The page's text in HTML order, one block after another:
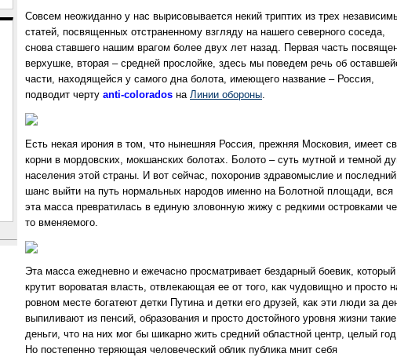
Совсем неожиданно у нас вырисовывается некий триптих из трех
статей, посвященных отстраненному взгляду на нашего северного соседа,
снова ставшего нашим врагом более двух лет назад. Первая часть
верхушке, вторая – средней прослойке, здесь мы поведем речь об
части, находящейся у самого дна болота, имеющего название – Россия,
подводит черту anti-colorados на Линии обороны.
Есть некая ирония в том, что нынешняя Россия, прежняя Московия, имеет
корни в мордовских, мокшанских болотах. Болото – суть мутной и темной
населения этой страны. И вот сейчас, похоронив здравомыслие и последний
шанс выйти на путь нормальных народов именно на Болотной площади, вся
эта масса превратилась в единую зловонную жижу с редкими островками
то вменяемого.
Эта масса ежедневно и ежечасно просматривает бездарный боевик, который
крутит вороватая власть, отвлекающая ее от того, как чудовищно и просто
ровном месте богатеют детки Путина и детки его друзей, как эти люди за
выпиливают из пенсий, образования и просто достойного уровня жизни такие
деньги, что на них мог бы шикарно жить средний областной центр, целый
Но постепенно теряющая человеческий облик публика мнит себя